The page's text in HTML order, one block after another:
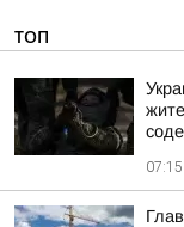
ТОП
07:15